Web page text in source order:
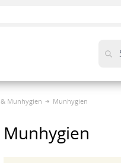
Munhygien Munhygien
Munhygien